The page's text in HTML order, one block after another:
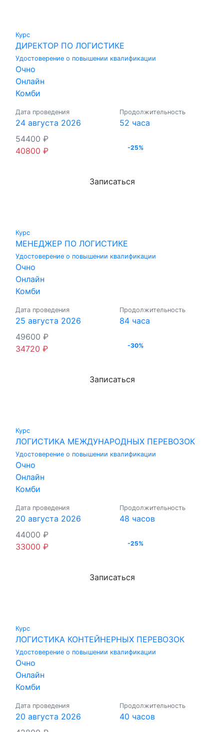
Курс
ДИРЕКТОР ПО ЛОГИСТИКЕ
Удостоверение о повышении квалификации
Очно
Онлайн
Комби
Дата проведения
24 августа 2026
54400 ₽
40800 ₽
Продолжительность
52 часа
-25%
Записаться
Курс
МЕНЕДЖЕР ПО ЛОГИСТИКЕ
Удостоверение о повышении квалификации
Очно
Онлайн
Комби
Дата проведения
25 августа 2026
49600 ₽
34720 ₽
Продолжительность
84 часа
-30%
Записаться
Курс
ЛОГИСТИКА МЕЖДУНАРОДНЫХ ПЕРЕВОЗОК
Удостоверение о повышении квалификации
Очно
Онлайн
Комби
Дата проведения
20 августа 2026
44000 ₽
33000 ₽
Продолжительность
48 часов
-25%
Записаться
Курс
ЛОГИСТИКА КОНТЕЙНЕРНЫХ ПЕРЕВОЗОК
Удостоверение о повышении квалификации
Очно
Онлайн
Комби
Дата проведения
20 августа 2026
Продолжительность
40 часов